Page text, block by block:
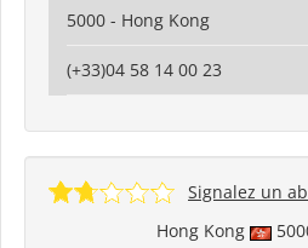
5000 - Hong Kong
(+33)04 58 14 00 23
Hong Kong
Signalez un